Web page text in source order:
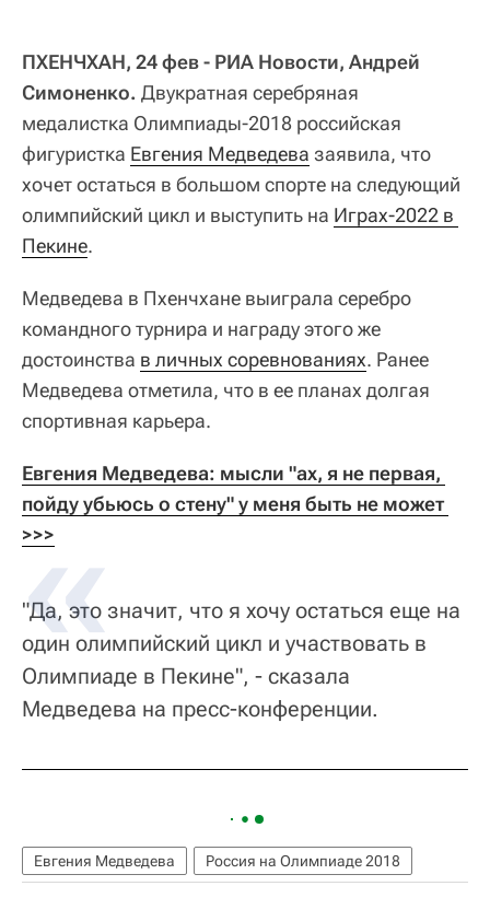
ПХЕНЧХАН, 24 фев - РИА Новости, Андрей
Симоненко. Двукратная серебряная
медалистка Олимпиады-2018 российская
фигуристка Евгения Медведева заявила, что
хочет остаться в большом спорте на следующий
олимпийский цикл и выступить на Играх-2022 в
Пекине.
Медведева в Пхенчхане выиграла серебро
командного турнира и награду этого же
достоинства в личных соревнованиях. Ранее
Медведева отметила, что в ее планах долгая
спортивная карьера.
Евгения Медведева: мысли "ах, я не первая,
пойду убьюсь о стену" у меня быть не может
>>>
"Да, это значит, что я хочу остаться еще на
один олимпийский цикл и участвовать в
Олимпиаде в Пекине", - сказала
Медведева на пресс-конференции.
Евгения Медведева Россия на Олимпиаде 2018